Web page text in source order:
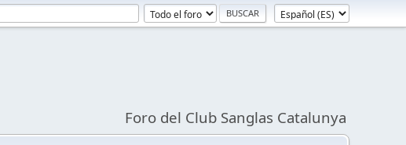
Foro del Club Sanglas Catalunya